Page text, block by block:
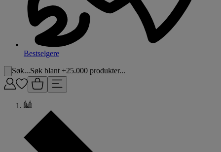
Bestselgere
Søk...Søk blant +25.000 produkter...